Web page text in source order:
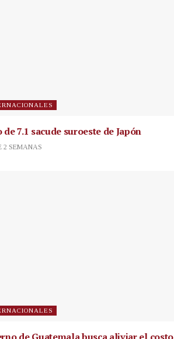
de 7.1 sacude suroeste de Japón
2 SEMANAS